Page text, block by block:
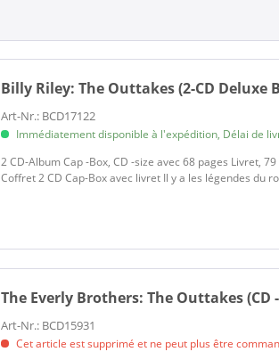
Billy Riley: The Outtakes (2-CD Deluxe
Art-Nr.: BCD17122
Immédiatement disponible à l'expédition, Délai de
2 CD-Album Cap -Box, CD -size avec 68 pages Livret,
Coffret 2 CD Cap-Box avec livret Il y a les légendes du
The Everly Brothers: The Outtakes (CD
Art-Nr.: BCD15931
Cet article est supprimé et ne peut plus être